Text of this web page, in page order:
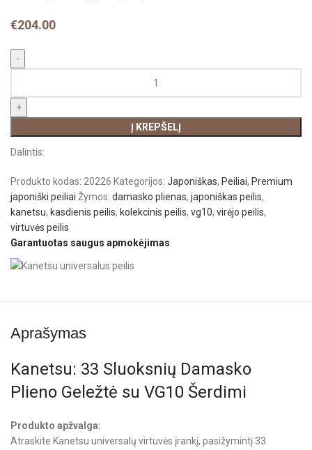
€204.00
Į KREPŠELĮ
Dalintis:
Produkto kodas: 20226 Kategorijos: Japoniškas, Peiliai, Premium
japoniški peiliai Žymos: damasko plienas, japoniškas peilis,
kanetsu, kasdienis peilis, kolekcinis peilis, vg10, virėjo peilis,
virtuvės peilis
Garantuotas saugus apmokėjimas
Aprašymas
Kanetsu: 33 Sluoksnių Damasko
Plieno Geležtė su VG10 Šerdimi
Produkto apžvalga:
Atraskite Kanetsu universalų virtuvės įrankį, pasižymintį 33